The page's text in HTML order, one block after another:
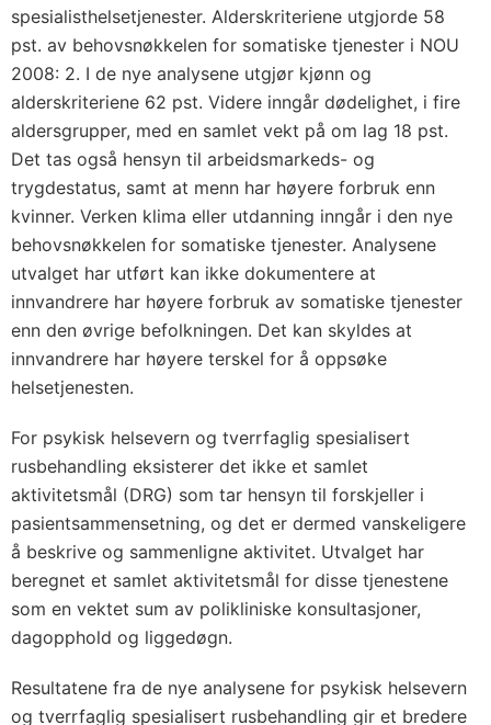
spesialisthelsetjenester. Alderskriteriene utgjorde 58
pst. av behovsnøkkelen for somatiske tjenester i NOU
2008: 2. I de nye analysene utgjør kjønn og
alderskriteriene 62 pst. Videre inngår dødelighet, i fire
aldersgrupper, med en samlet vekt på om lag 18 pst.
Det tas også hensyn til arbeidsmarkeds- og
trygdestatus, samt at menn har høyere forbruk enn
kvinner. Verken klima eller utdanning inngår i den nye
behovsnøkkelen for somatiske tjenester. Analysene
utvalget har utført kan ikke dokumentere at
innvandrere har høyere forbruk av somatiske tjenester
enn den øvrige befolkningen. Det kan skyldes at
innvandrere har høyere terskel for å oppsøke
helsetjenesten.
For psykisk helsevern og tverrfaglig spesialisert
rusbehandling eksisterer det ikke et samlet
aktivitetsmål (DRG) som tar hensyn til forskjeller i
pasientsammensetning, og det er dermed vanskeligere
å beskrive og sammenligne aktivitet. Utvalget har
beregnet et samlet aktivitetsmål for disse tjenestene
som en vektet sum av polikliniske konsultasjoner,
dagopphold og liggedøgn.
Resultatene fra de nye analysene for psykisk helsevern
og tverrfaglig spesialisert rusbehandling gir et bredere